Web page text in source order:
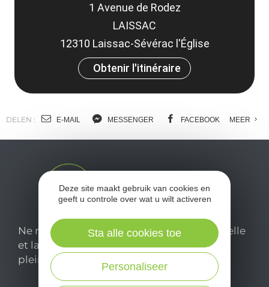
1 Avenue de Rodez
LAISSAC
12310 Laissac-Sévérac l'Église
Obtenir l'itinéraire
DELEN : E-MAIL MESSENGER FACEBOOK MEER
Ne manquez pas notre newsletter mensuelle
et laissez-vous inspirer pour profiter
pleinement de votre séjour en Aveyron.
Deze site maakt gebruik van cookies en
geeft u controle over wat u wilt activeren
Personaliseer
Sta alle cookies toe